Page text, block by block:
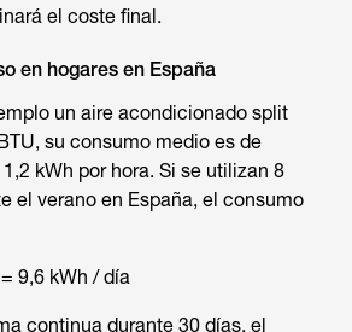
el coste final.
en hogares en España
un aire acondicionado split
su consumo medio es de
kWh por hora. Si se utilizan 8
el verano en España, el consumo
9,6 kWh / día
continua durante 30 días, el